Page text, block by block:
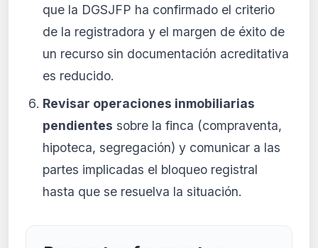
que la DGSJFP ha confirmado el criterio
de la registradora y el margen de éxito de
un recurso sin documentación acreditativa
es reducido.
Revisar operaciones inmobiliarias
pendientes sobre la finca (compraventa,
hipoteca, segregación) y comunicar a las
partes implicadas el bloqueo registral
hasta que se resuelva la situación.